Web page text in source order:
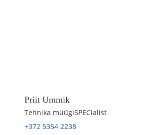
Priit Ummik
Tehnika müügiSPECialist
+372 5354 2238